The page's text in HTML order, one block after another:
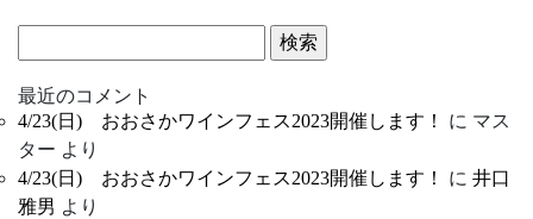
索:
最近のコメント
4/23(日) おおさかワインフェス2023開催します！
に マス
ター より
4/23(日) おおさかワインフェス2023開催します！
に 井口
雅男 より